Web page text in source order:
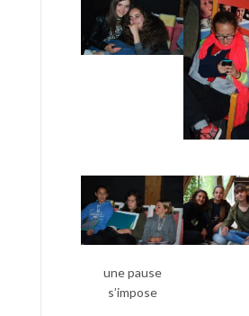
une pause
s’impose